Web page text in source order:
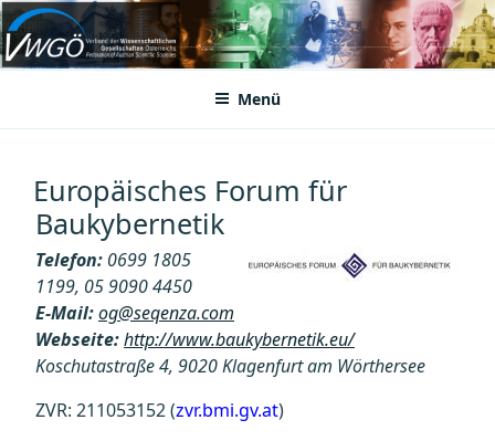
Zum
Inhalt
springenVWGÖ
Federation of Austrian Scientific Societies
Menü
Europäisches Forum für
Baukybernetik
Telefon: 0699 1805
1199, 05 9090 4450
E-Mail:og@seqenza.com
Webseite:http://www.baukybernetik.eu/
Koschutastraße 4, 9020 Klagenfurt am Wörthersee
ZVR: 211053152 (zvr.bmi.gv.at)